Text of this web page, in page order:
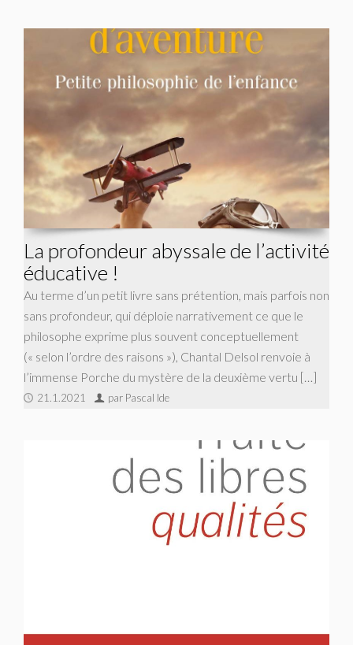
La profondeur abyssale de l’activité
éducative !
Au terme d’un petit livre sans prétention, mais parfois non
sans profondeur, qui déploie narrativement ce que le
philosophe exprime plus souvent conceptuellement
(« selon l’ordre des raisons »), Chantal Delsol renvoie à
l’immense Porche du mystère de la deuxième vertu […]
21.1.2021 par Pascal Ide